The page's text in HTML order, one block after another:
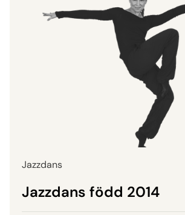
Jazzdans
Jazzdans född 2014